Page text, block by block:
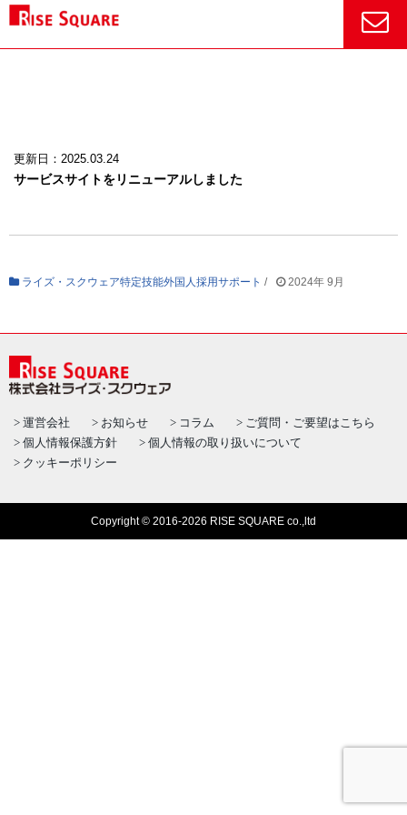
更新日：2025.03.24
サービスサイトをリニューアルしました
ライズ・スクウェア特定技能外国人採用サポート / 2024年 9月
運営会社 お知らせ コラム
ご質問・ご要望はこちら
個人情報保護方針
個人情報の取り扱いについて
クッキーポリシー
Copyright © 2016-2026 RISE SQUARE co.,ltd